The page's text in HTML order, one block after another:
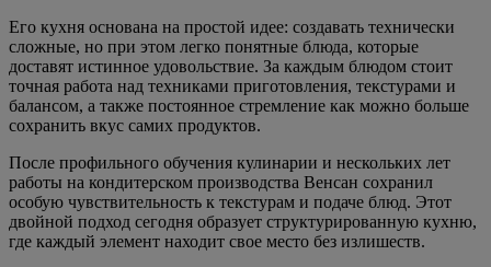
Его кухня основана на простой идее: создавать технически
сложные, но при этом легко понятные блюда, которые
доставят истинное удовольствие. За каждым блюдом стоит
точная работа над техниками приготовления, текстурами и
балансом, а также постоянное стремление как можно больше
сохранить вкус самих продуктов.
После профильного обучения кулинарии и нескольких лет
работы на кондитерском производства Венсан сохранил
особую чувствительность к текстурам и подаче блюд. Этот
двойной подход сегодня образует структурированную кухню,
где каждый элемент находит свое место без излишеств.